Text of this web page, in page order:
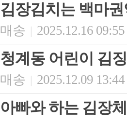
김장김치는 백마
매송 | 2025.12.16 09:55
청계동 어린이 김
매송 | 2025.12.09 13:44
아빠와 하는 김장